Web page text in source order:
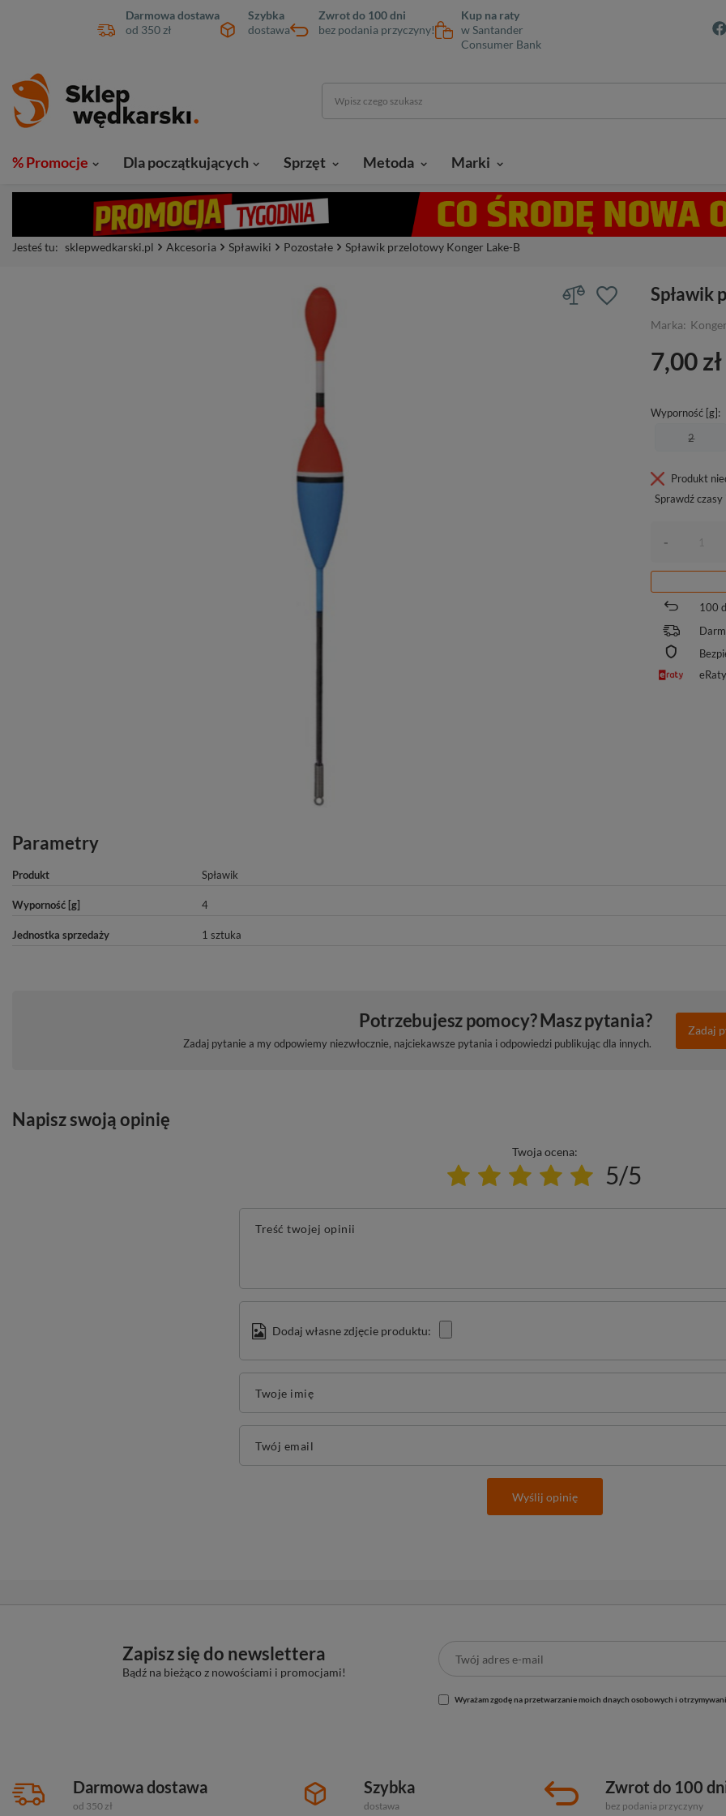
Darmowa dostawa
od 350 zł
Szybka
dostawa
Zwrot do 100 dni
bez podania przyczyny!
Kup na raty
w Santander
Consumer Bank
% Promocje Dla początkujących Sprzęt Metoda Marki
Jesteś tu: sklepwedkarski.pl Akcesoria Spławiki Pozostałe Spławik przelotowy Konger Lake-B
Spławik
Marka: Konger
7,00 zł
Wyporność [g]
2
Produkt
Sprawdź
-
100
Parametry
Produkt Spławik
Wyporność [g] 4
Jednostka sprzedaży 1 sztuka
Potrzebujesz pomocy? Masz pytania?
Zadaj pytanie a my odpowiemy niezwłocznie, najciekawsze pytania i odpowiedzi publikując dla innych.
Zadaj
Napisz swoją opinię
Twoja ocena:
5/5
Treść twojej opinii
Dodaj własne zdjęcie produktu:
Twoje imię
Twój email
Wyślij opinię
Zapisz się do newslettera
Bądź na bieżąco z nowościami i promocjami!
Wyrażam zgodę na przetwarzanie moich dnaych osobowych i
Darmowa dostawa
od 350 zł
Szybka
dostawa
Zwrot do 100
bez podania przyczyny